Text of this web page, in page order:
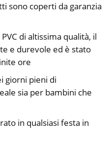
sono coperti da garanzia
di altissima qualità, il
e durevole ed è stato
ore
giorni pieni di
sia per bambini che
in qualsiasi festa in